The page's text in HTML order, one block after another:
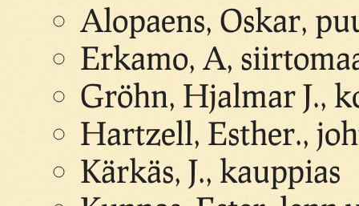
Alopaens, Oskar,
Erkamo, A,
Gröhn, Hjalmar J.,
Hartzell, Esther.,
Kärkäs, J., kauppias